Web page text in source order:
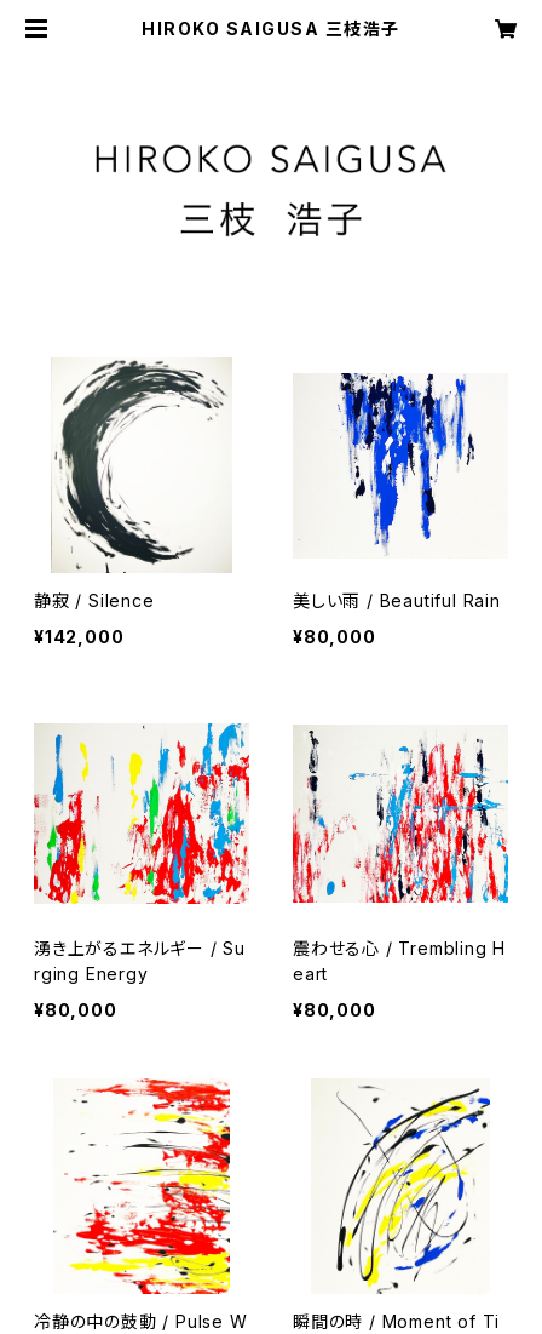
HIROKO SAIGUSA 三枝浩子
静寂 / Silence
¥142,000
美しい雨 / Beautiful Rain
¥80,000
湧き上がるエネルギー / Su
rging Energy
¥80,000
震わせる心 / Trembling H
eart
¥80,000
冷静の中の鼓動 / Pulse W
瞬間の時 / Moment of Ti